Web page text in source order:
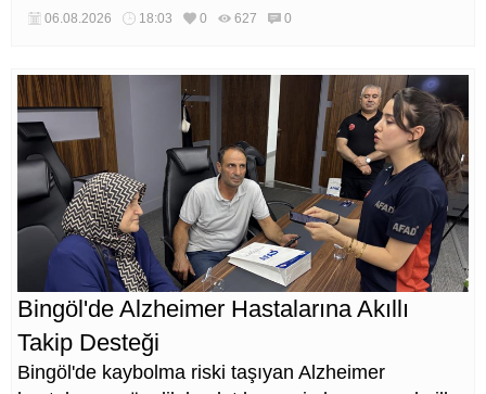
kurumların teknik inceleme yapması çağrısı yapıldı.
06.08.2026 18:03 0 627 0
Bingöl'de Alzheimer Hastalarına Akıllı
Takip Desteği
Bingöl'de kaybolma riski taşıyan Alzheimer